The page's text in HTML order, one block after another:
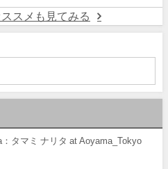
スメも見てみる
：タマミ ナリタ at Aoyama_Tokyo